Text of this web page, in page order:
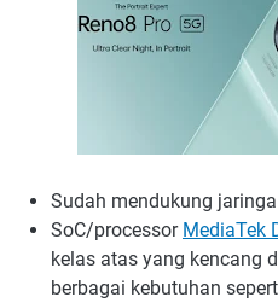
Sudah mendukung
SoC/processor MediaTek
kelas atas yang kencang
berbagai kebutuhan